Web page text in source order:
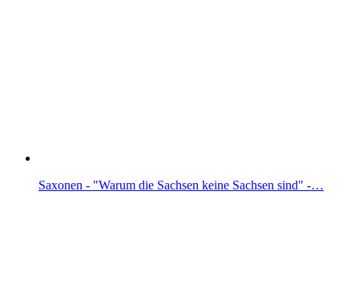
Saxonen - "Warum die Sachsen keine Sachsen sind" -…